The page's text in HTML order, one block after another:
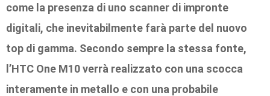
come la presenza di uno scanner di impronte
digitali, che inevitabilmente farà parte del nuovo
top di gamma. Secondo sempre la stessa fonte,
l’HTC One M10 verrà realizzato con una scocca
interamente in metallo e con una probabile